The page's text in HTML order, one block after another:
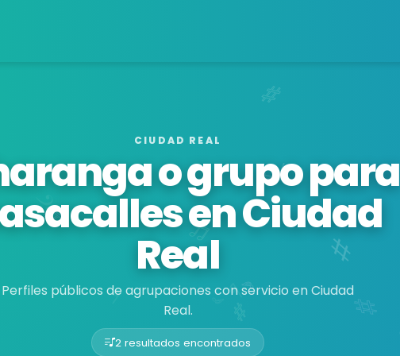
CIUDAD REAL
o grupo para
en Ciudad
Real
Perfiles públicos de agrupaciones con servicio en Ciudad
Real.
2 resultados encontrados